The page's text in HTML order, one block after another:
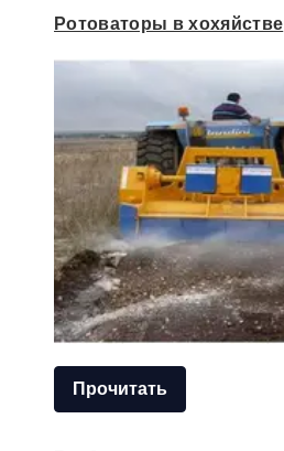
Ротоваторы в хохяйстве
Прочитать